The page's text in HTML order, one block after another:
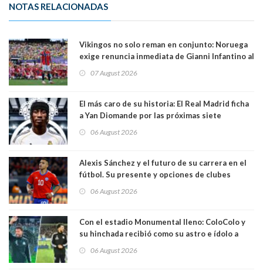
NOTAS RELACIONADAS
Vikingos no solo reman en conjunto: Noruega
exige renuncia inmediata de Gianni Infantino al
07 August 2026
El más caro de su historia: El Real Madrid ficha
a Yan Diomande por las próximas siete
06 August 2026
Alexis Sánchez y el futuro de su carrera en el
fútbol. Su presente y opciones de clubes
06 August 2026
Con el estadio Monumental lleno: ColoColo y
su hinchada recibió como su astro e ídolo a
06 August 2026